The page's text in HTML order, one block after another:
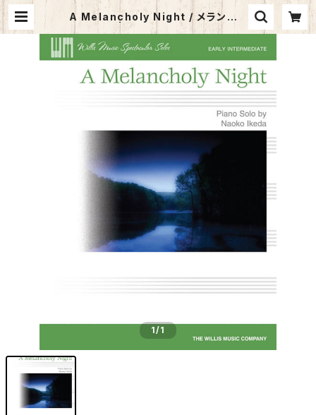
A Melancholy Night / メランコリ
ー・ナイト | サウンズ・ア・ラ・カルト
1/1